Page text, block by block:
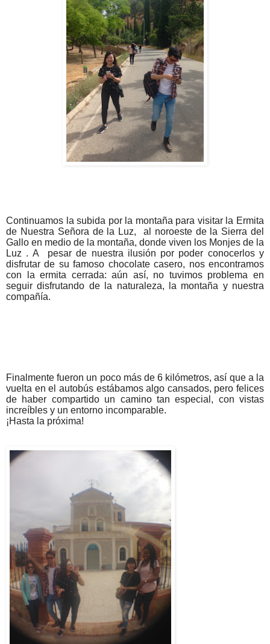
Continuamos la subida por la montaña para visitar la Ermita
de Nuestra Señora de la Luz, al noroeste de la Sierra del
Gallo en medio de la montaña, donde viven los Monjes de la
Luz . A pesar de nuestra ilusión por poder conocerlos y
disfrutarde su famoso chocolate casero, nos encontramos
con la ermita cerrada: aún así, no tuvimos problema en
seguir disfrutando de la naturaleza, la montaña y nuestra
compañía.
Finalmente fueron un poco más de 6 kilómetros, así que a la
vuelta en el autobús estábamos algo cansados, pero felices
de haber compartido un camino tan especial, con vistas
increíbles y un entorno incomparable.
¡Hasta la próxima!